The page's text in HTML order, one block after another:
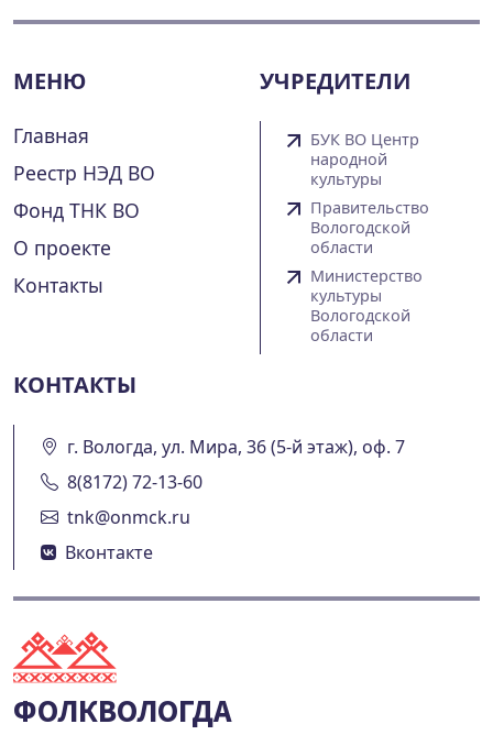
МЕНЮ
Главная
Реестр НЭД ВО
Фонд ТНК ВО
О проекте
Контакты
УЧРЕДИТЕЛИ
БУК ВО Центр
народной
культуры
Правительство
Вологодской
области
Министерство
культуры
Вологодской
области
КОНТАКТЫ
г. Вологда, ул. Мира, 36 (5-й этаж), оф. 7
8(8172) 72-13-60
tnk@onmck.ru
Вконтакте
ФОЛКВОЛОГДА